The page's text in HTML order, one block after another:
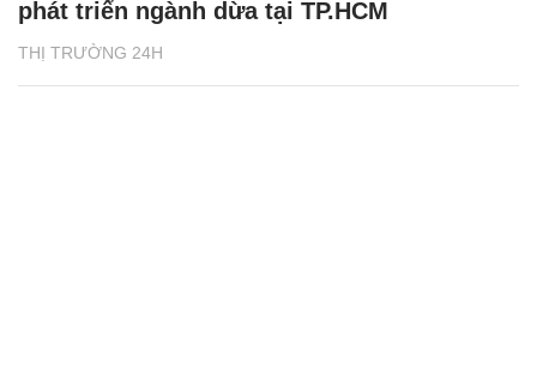
THỊ TRƯỜNG 24H
phát triển ngành dừa tại TP.HCM